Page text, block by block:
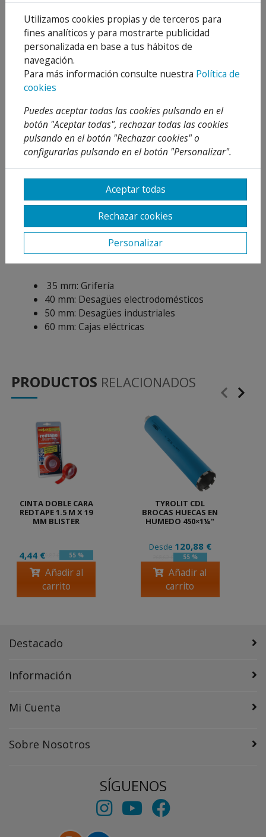
Taladrado limpio de agujeros exactos en
placas de piedra, azulejos, cerámicas y piedra
artificial dura.
Especial para Porcelánico.
Comenzar a taladrar con cuidado por un lado y
redirigir poco a poco hacia un taladrado
completo.
Consejo
Puede conseguir un mejor rendimiento con
leves movimientos oscilantes a la corona
mientras corta.
Diámetros más usuales:
35 mm: Grifería
40 mm: Desagües electrodomésticos
50 mm: Desagües industriales
60 mm: Cajas eléctricas
PRODUCTOS RELACIONADOS
CINTA DOBLE CARA
REDTAPE 1.5 M X 19
MM BLISTER
4,44 € 55 %
Añadir al
carrito
TYROLIT CDL
BROCAS HUECAS EN
HUMEDO 450×1¼"
Desde 120,88 €
55 %
Añadir al
carrito
Destacado
Información
Mi Cuenta
Sobre Nosotros
SÍGUENOS
Utilizamos cookies propias y de terceros para
fines analíticos y para mostrarte publicidad
personalizada en base a tus hábitos de
navegación.
Para más información consulte nuestra Política de
cookies
Puedes aceptar todas las cookies pulsando en el
botón "Aceptar todas", rechazar todas las cookies
pulsando en el botón "Rechazar cookies" o
configurarlas pulsando en el botón "Personalizar".
Aceptar todas
Rechazar cookies
Personalizar